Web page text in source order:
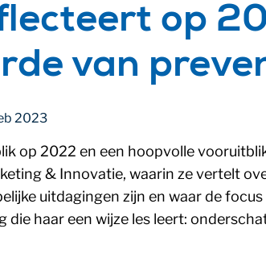
op
van
2023
op 2022 en een hoopvolle
& Innovatie, waarin ze vertelt
uitdagingen zijn en waar de
die haar een wijze les leert: